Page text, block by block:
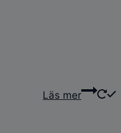
Läs mer